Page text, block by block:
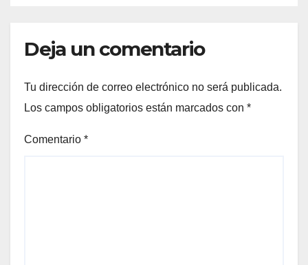
Deja un comentario
Tu dirección de correo electrónico no será publicada.
Los campos obligatorios están marcados con *
Comentario *